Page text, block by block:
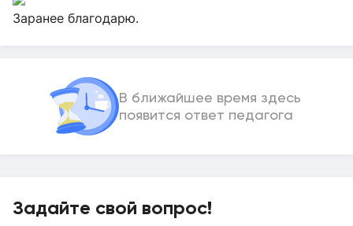
Заранее благодарю.
В ближайшее время здесь
появится ответ педагога
Задайте свой вопрос!